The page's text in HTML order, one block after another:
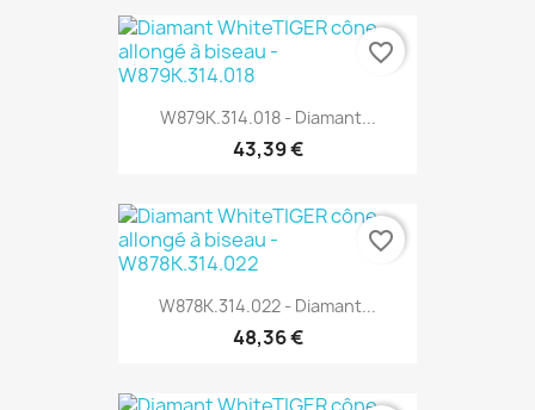
W879K.314.018 - Diamant...
43,39 €
favorite_border
W878K.314.022 - Diamant...
48,36 €
favorite_border